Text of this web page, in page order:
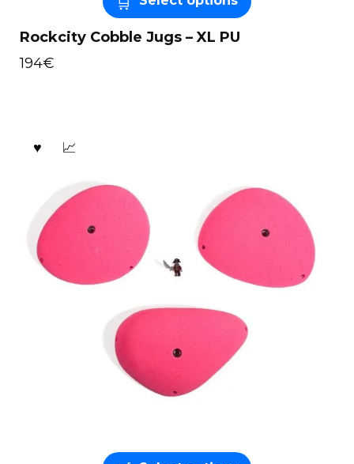
Rockcity Cobble Jugs – XL PU
194€